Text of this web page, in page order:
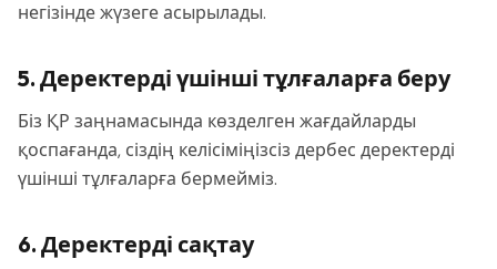
негізінде жүзеге асырылады.
5. Деректерді үшінші тұлғаларға беру
Біз ҚР заңнамасында көзделген жағдайларды
қоспағанда, сіздің келісіміңізсіз дербес деректерді
үшінші тұлғаларға бермейміз.
6. Деректерді сақтау